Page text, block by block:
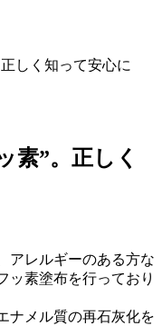
しく知って安心に
素”。正しく
アレルギーのある方な
ッ素塗布を行っており
ナメル質の再石灰化を